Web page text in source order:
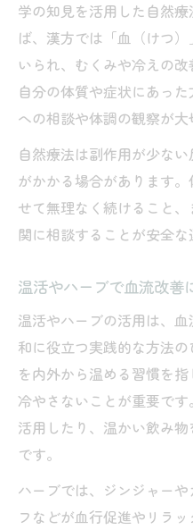
学の知見を活用した自然
ば、漢方では「血（けつ
いられ、むくみや冷えの改
自分の体質や症状にあっ
への相談や体調の観察が大
自然療法は副作用が少な
がかかる場合があります
せて無理なく続けること
関に相談することが安全な
温活やハーブで血流改善
温活やハーブの活用は、
和に役立つ実践的な方法
を内外から温める習慣を
冷やさないことが重要で
活用したり、温かい飲み
です。
ハーブでは、ジンジャー
フなどが血行促進やリラ